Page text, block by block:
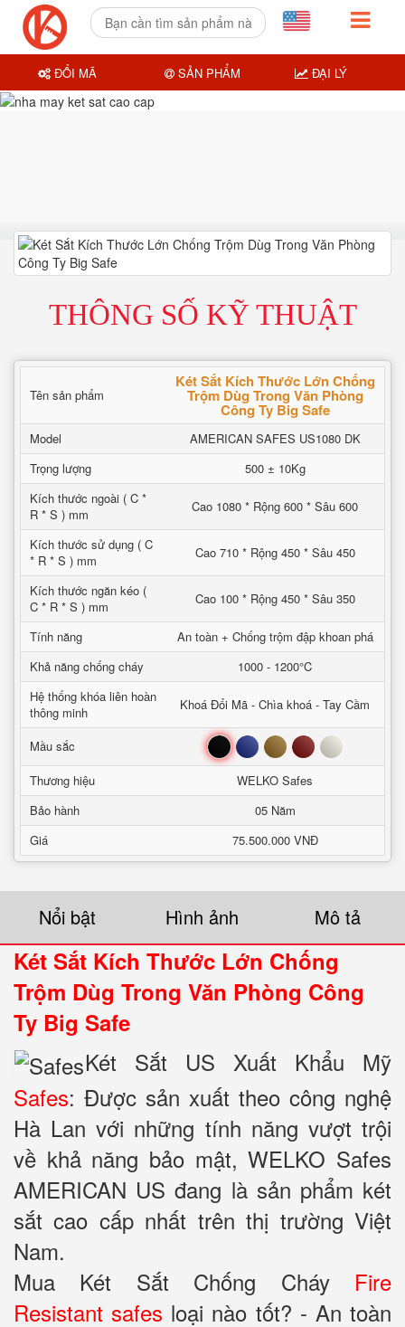
THÔNG SỐ KỸ THUẬT
Tên sản phẩm
Két Sắt Kích Thước Lớn Chống
Trộm Dùg Trong Văn Phòng
Công Ty Big Safe
Model
AMERICAN SAFES US1080 DK
Trọng lượng
500 ± 10Kg
Kích thước ngoài ( C *
R * S ) mm
Cao 1080 * Rộng 600 * Sâu 600
Kích thước sử dụng ( C
* R * S ) mm
Cao 710 * Rộng 450 * Sâu 450
Kích thước ngăn kéo (
C * R * S ) mm
Cao 100 * Rộng 450 * Sâu 350
Tính năng
An toàn + Chống trộm đập khoan phá
Khả năng chống cháy
1000 - 1200°C
Hệ thống khóa liên hoàn
thông minh
Khoá Đổi Mã - Chìa khoá - Tay Cầm
Mầu sắc Đen Xanh Nâu Đỏ Trắng
Thương hiệu
WELKO Safes
Bảo hành
05 Năm
Giá
75.500.000 VNĐ
Nổi bật Hình ảnh Mô tả
Két Sắt Kích Thước Lớn Chống
Trộm Dùg Trong Văn Phòng Công
Ty Big Safe
Két Sắt US Xuất Khẩu Mỹ
Safes: Được sản xuất theo công nghệ
Hà Lan với những tính năng vượt trội
về khả năng bảo mật, WELKO Safes
AMERICAN US đang là sản phẩm két
sắt cao cấp nhất trên thị trường Việt
Nam.
Mua Két Sắt Chống Cháy Fire
Resistant safes loại nào tốt? - An toàn
ĐỔI MÃ SẢN PHẨM ĐẠI LÝ